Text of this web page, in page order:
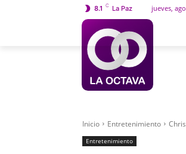
8.1 C La Paz jueves,
Inicio Entretenimiento
Entretenimiento